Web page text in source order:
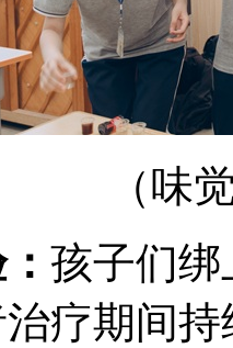
（味
孩子们
疗期间